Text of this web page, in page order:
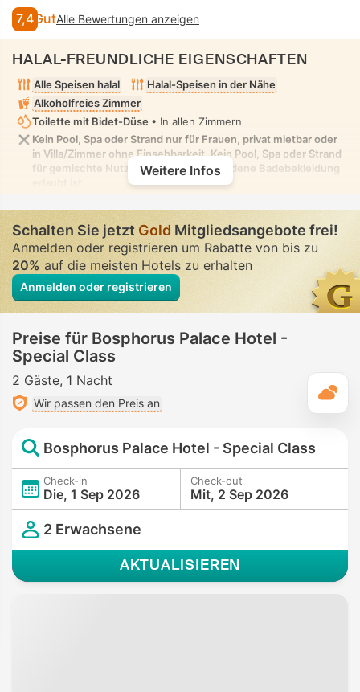
7,4 GutAlle Bewertungen anzeigen
HALAL-FREUNDLICHE EIGENSCHAFTEN
Alle Speisen halal
Halal-Speisen in der Nähe
Alkoholfreies Zimmer
Toilette mit Bidet-Düse • In allen Zimmern
Kein Pool, Spa oder Strand nur für Frauen, privat mietbar oder
in Villa/Zimmer ohne Einsehbarkeit. Kein Pool, Spa oder Strand
für gemischte Nutzung, in dem bescheidene Badebekleidung
Weitere Infos
Schalten Sie jetztGold Mitgliedsangebote frei!
Anmelden oder registrieren um Rabatte von bis zu
20%auf die meisten Hotels zu erhalten
Anmelden oder registrieren
Preise für Bosphorus Palace Hotel -
Special Class
2 Gäste 1 Nacht
Wir passen den Preis an
Bosphorus Palace Hotel - Special Class
Check-in
Die, 1 Sep 2026
Check-out
Mit, 2 Sep 2026
2 Erwachsene
AKTUALISIEREN